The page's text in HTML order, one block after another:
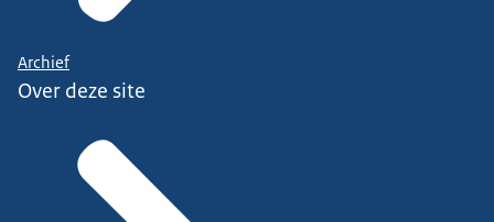
Archief
Over deze site